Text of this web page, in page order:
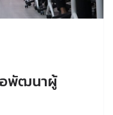
อพัฒนาผู้